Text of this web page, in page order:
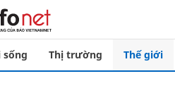
Thị trường Thế giới